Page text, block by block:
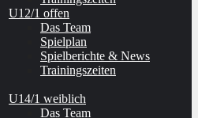
U12/1 offen
Das Team
Spielplan
Spielberichte & News
Trainingszeiten
U14/1 weiblich
Das Team